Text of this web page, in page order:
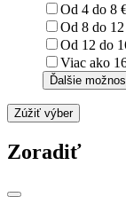
Od 4 do 8
Od 8 do
Od 12 do
Viac ako
Ďalšie
Zúžiť výber
Zoradiť